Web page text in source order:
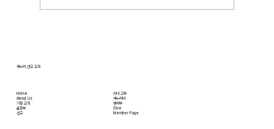
Home
About Us
​가정 교회
​삶공부
​선교
자녀 교육
새누리터
영어부
Give
Member Page
새누리 선교 교회